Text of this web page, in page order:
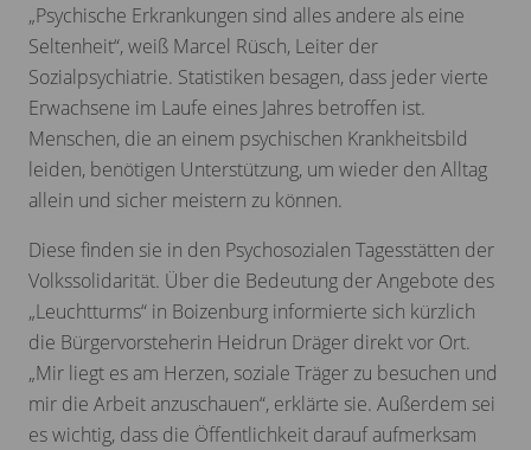
„Psychische Erkrankungen sind alles andere als eine
Seltenheit“, weiß Marcel Rüsch, Leiter der
Sozialpsychiatrie. Statistiken besagen, dass jeder vierte
Erwachsene im Laufe eines Jahres betroffen ist.
Menschen, die an einem psychischen Krankheitsbild
leiden, benötigen Unterstützung, um wieder den Alltag
allein und sicher meistern zu können.
Diese finden sie in den Psychosozialen Tagesstätten der
Volkssolidarität. Über die Bedeutung der Angebote des
„Leuchtturms“ in Boizenburg informierte sich kürzlich
die Bürgervorsteherin Heidrun Dräger direkt vor Ort.
„Mir liegt es am Herzen, soziale Träger zu besuchen und
mir die Arbeit anzuschauen“, erklärte sie. Außerdem sei
es wichtig, dass die Öffentlichkeit darauf aufmerksam